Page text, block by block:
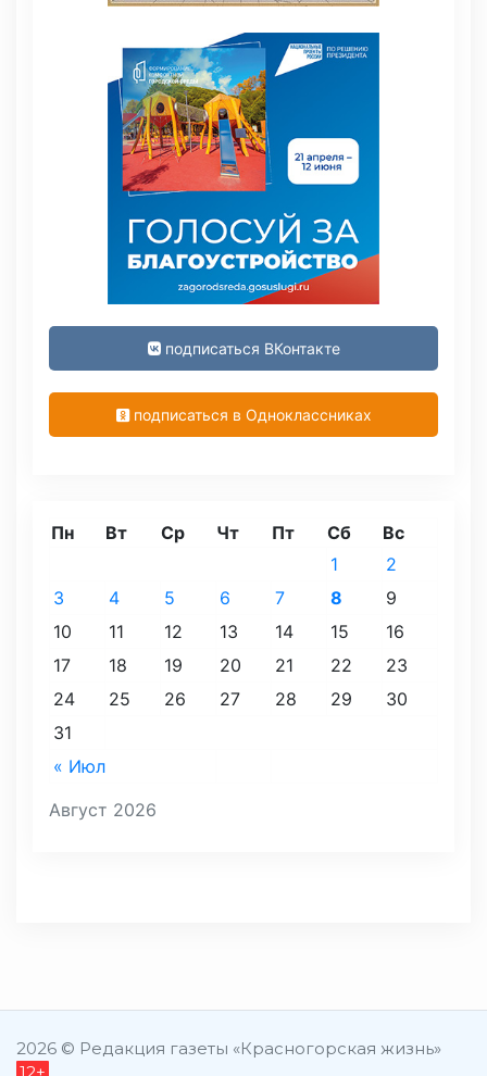
подписаться ВКонтакте
подписаться в Одноклассниках
Август 2026
Пн Вт Ср Чт Пт Сб Вс
« Июл
1
2
3
4 5 6 7 8
9
10
11 12 13 14 15
16
17
18 19 20 21 22
23
24
25 26 27 28 29
30
31
2026 © Редакция газеты «Красногорская жизнь»